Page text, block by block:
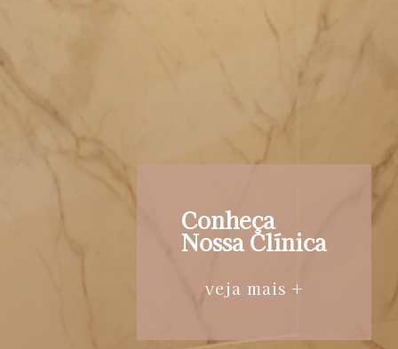
Conheça
Nossa Clínica
veja mais +